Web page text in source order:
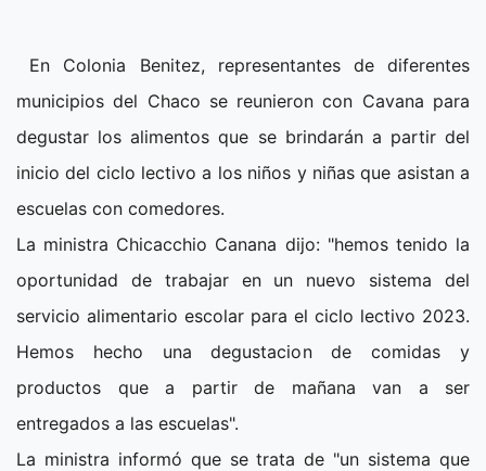
En Colonia Benitez, representantes de diferentes
municipios del Chaco se reunieron con Cavana para
degustar los alimentos que se brindarán a partir del
inicio del ciclo lectivo a los niños y niñas que asistan a
escuelas con comedores.
La ministra Chicacchio Canana dijo: "hemos tenido la
oportunidad de trabajar en un nuevo sistema del
servicio alimentario escolar para el ciclo lectivo 2023.
Hemos hecho una degustacion de comidas y
productos que a partir de mañana van a ser
entregados a las escuelas".
La ministra informó que se trata de "un sistema que